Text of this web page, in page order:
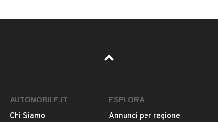
AUTOMOBILE.IT
Chi Siamo
ESPLORA
Annunci per regione